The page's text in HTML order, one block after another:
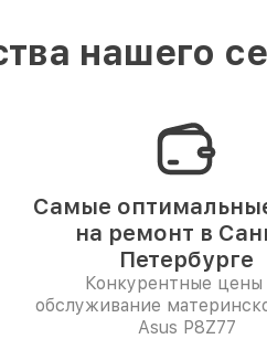
нашего
Самые
на ремонт в
Петербурге
Конкурентные цены
обслуживание
Asus P8Z77